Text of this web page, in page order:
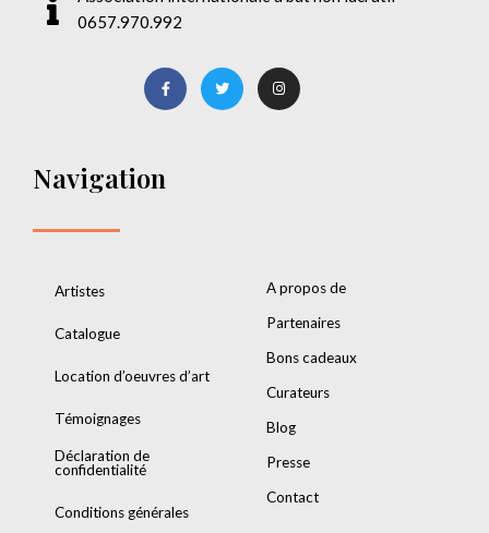
0657.970.992
Navigation
Artistes
Catalogue
Location d’oeuvres d’art
Témoignages
Déclaration de
confidentialité
Conditions générales
A propos de
Partenaires
Bons cadeaux
Curateurs
Blog
Presse
Contact